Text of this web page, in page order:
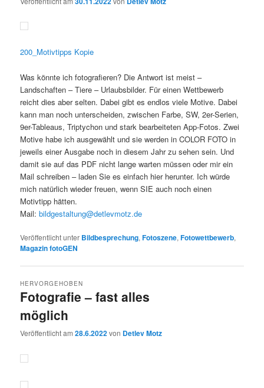
200_Motivtipps Kopie
Was könnte ich fotografieren? Die Antwort ist meist –
Landschaften – Tiere – Urlaubsbilder. Für einen Wettbewerb
reicht dies aber selten. Dabei gibt es endlos viele Motive. Dabei
kann man noch unterscheiden, zwischen Farbe, SW, 2er-Serien,
9er-Tableaus, Triptychon und stark bearbeiteten App-Fotos. Zwei
Motive habe ich ausgewählt und sie werden in COLOR FOTO in
jeweils einer Ausgabe noch in diesem Jahr zu sehen sein. Und
damit sie auf das PDF nicht lange warten müssen oder mir ein
Mail schreiben – laden Sie es einfach hier herunter. Ich würde
mich natürlich wieder freuen, wenn SIE auch noch einen
Motivtipp hätten.
Mail: bildgestaltung@detlevmotz.de
Veröffentlicht unter Bildbesprechung,Fotoszene,Fotowettbewerb,
Magazin fotoGEN
Fotografie – fast alles
möglich
HERVORGEHOBEN
Veröffentlicht am28.6.2022von Detlev Motz